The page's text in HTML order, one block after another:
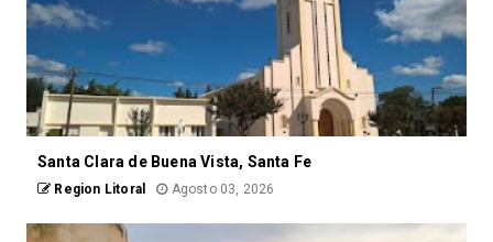
Santa Clara de Buena Vista, Santa Fe
Region Litoral Agosto 03, 2026